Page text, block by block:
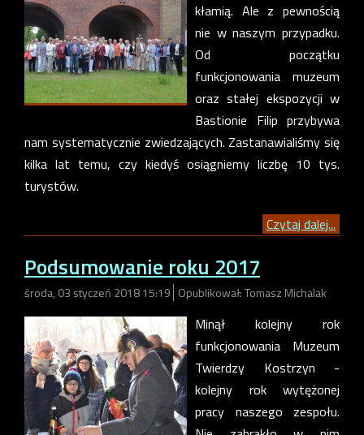
kłamią. Ale z pewnością
nie w naszym przypadku.
Od początku
funkcjonowania muzeum
oraz stałej ekspozycji w
Bastionie Filip przybywa
nam systematycznie zwiedzających. Zastanawialiśmy się
kilka lat temu, czy kiedyś osiągniemy liczbę 10 tys.
turystów.
Czytaj dalej...
Podsumowanie roku 2017
środa, 03 styczeń 2018 15:19 Opublikował: Tomasz Michalak
Minął kolejny rok
funkcjonowania Muzeum
Twierdzy Kostrzyn -
kolejny rok wytężonej
pracy naszego zespołu.